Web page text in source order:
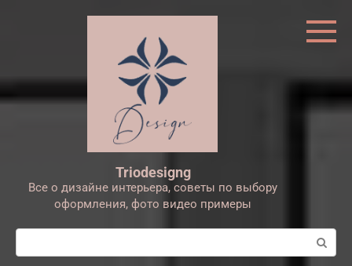
Triodesigng
Все о дизайне интерьера, советы по выбору
оформления, фото видео примеры
Поиск: